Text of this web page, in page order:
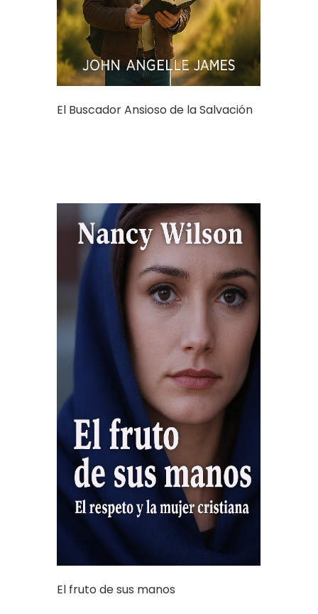
El Buscador Ansioso de la Salvación
El fruto de sus manos